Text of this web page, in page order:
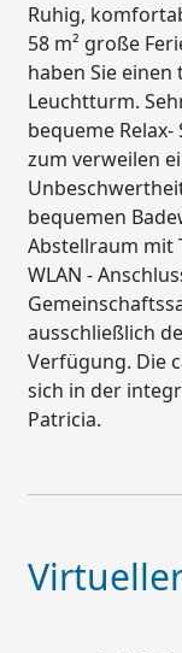
Ruhig,
58 m² große
haben Sie
Leuchtturm.
bequeme
zum verweilen
bequemen
Abstellraum mit
WLAN -
ausschließlich
Verfügung. Die
sich in der
Patricia.